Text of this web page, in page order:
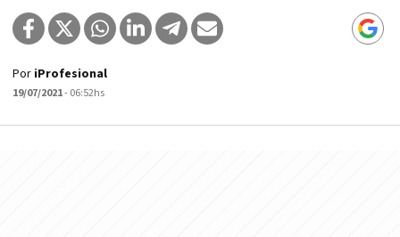
Por iProfesional
19/07/2021- 06:52hs